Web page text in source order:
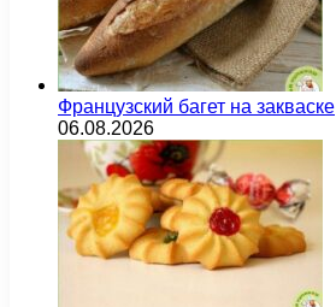
Французский багет на закваске
06.08.2026